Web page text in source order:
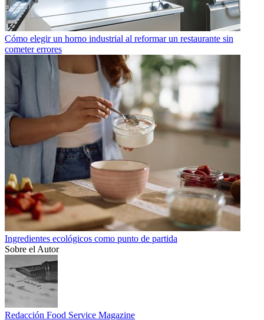
Cómo elegir un horno industrial al reformar un restaurante sin
cometer errores
Ingredientes ecológicos como punto de partida
Sobre el Autor
Redacción Food Service Magazine